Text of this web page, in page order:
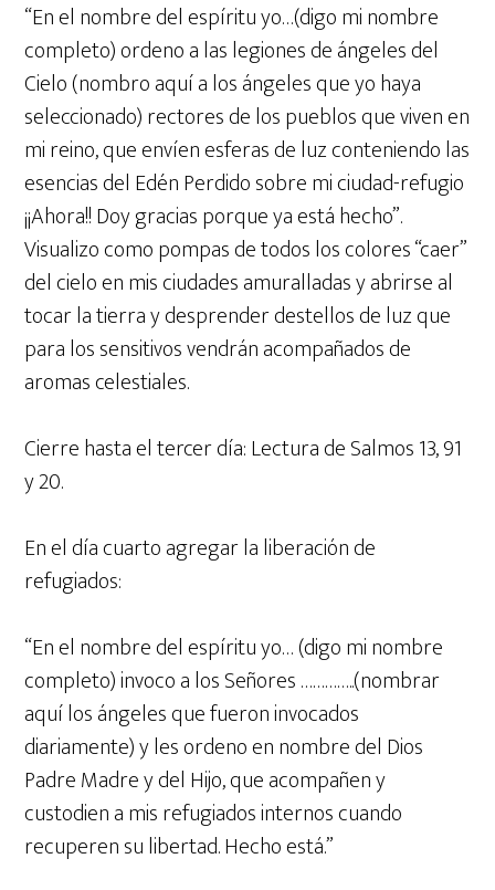
“En el nombre del espíritu yo…(digo mi nombre
completo) ordeno a las legiones de ángeles del
Cielo (nombro aquí a los ángeles que yo haya
seleccionado) rectores de los pueblos que viven en
mi reino, que envíen esferas de luz conteniendo las
esencias del Edén Perdido sobre mi ciudad-refugio
¡¡Ahora!! Doy gracias porque ya está hecho”.
Visualizo como pompas de todos los colores “caer”
del cielo en mis ciudades amuralladas y abrirse al
tocar la tierra y desprender destellos de luz que
para los sensitivos vendrán acompañados de
aromas celestiales.
Cierre hasta el tercer día: Lectura de Salmos 13, 91
y 20.
En el día cuarto agregar la liberación de
refugiados:
“En el nombre del espíritu yo… (digo mi nombre
completo) invoco a los Señores …………..(nombrar
aquí los ángeles que fueron invocados
diariamente) y les ordeno en nombre del Dios
Padre Madre y del Hijo, que acompañen y
custodien a mis refugiados internos cuando
recuperen su libertad. Hecho está.”